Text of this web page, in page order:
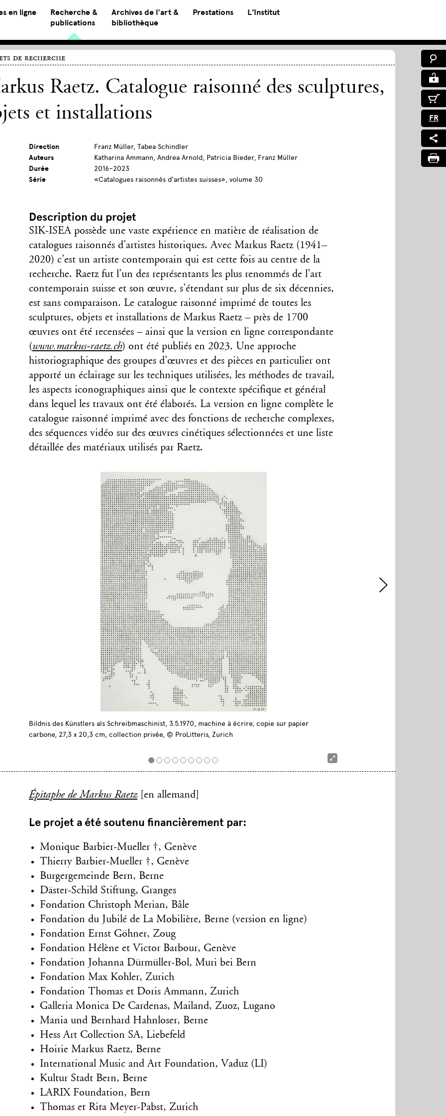
en ligne
Recherche &
publications
Archives de l'art &
bibliothèque
Prestations L’Institut
FR
de recherche
Raetz. Catalogue raisonné des sculptures,
et installations
Direction
Franz Müller, Tabea Schindler
Auteurs
Katharina Ammann, Andrea Arnold, Patricia Bieder, Franz Müller
Durée
2016–2023
Série
«Catalogues raisonnés d’artistes suisses», volume 30
Description du projet
SIK-ISEA possède une vaste expérience en matière de réalisation de
catalogues raisonnés d’artistes historiques. Avec Markus Raetz (1941–
2020) c’est un artiste contemporain qui est cette fois au centre de la
recherche. Raetz fut l’un des représentants les plus renommés de l’art
contemporain suisse et son œuvre, s’étendant sur plus de six décennies,
est sans comparaison. Le catalogue raisonné imprimé de toutes les
sculptures, objets et installations de Markus Raetz – près de 1700
œuvres ont été recensées – ainsi que la version en ligne correspondante
(www.markus-raetz.ch) ont été publiés en 2023. Une approche
historiographique des groupes d’œuvres et des pièces en particulier ont
apporté un éclairage sur les techniques utilisées, les méthodes de travail,
les aspects iconographiques ainsi que le contexte spécifique et général
dans lequel les travaux ont été élaborés. La version en ligne complète le
catalogue raisonné imprimé avec des fonctions de recherche complexes,
des séquences vidéo sur des œuvres cinétiques sélectionnées et une liste
détaillée des matériaux utilisés par Raetz.
Bildnis des Künstlers als Schreibmaschinist, 3.5.1970, machine à écrire, copie sur papier
carbone, 27,3 x 20,3 cm, collection privée, © ProLitteris, Zurich
Épitaphe de Markus Raetz[en allemand]
Le projet a été soutenu financièrement par:
Monique Barbier-Mueller †, Genève
Thierry Barbier-Mueller †, Genève
Burgergemeinde Bern, Berne
Däster-Schild Stiftung, Granges
Fondation Christoph Merian, Bâle
Fondation du Jubilé de La Mobilière, Berne (version en ligne)
Fondation Ernst Göhner, Zoug
Fondation Hélène et Victor Barbour, Genève
Fondation Johanna Dürmüller-Bol, Muri bei Bern
Fondation Max Kohler, Zurich
Fondation Thomas et Doris Ammann, Zurich
Galleria Monica De Cardenas, Mailand, Zuoz, Lugano
Mania und Bernhard Hahnloser, Berne
Hess Art Collection SA, Liebefeld
Hoirie Markus Raetz, Berne
International Music and Art Foundation, Vaduz (LI)
Kultur Stadt Bern, Berne
LARIX Foundation, Bern
Thomas et Rita Meyer-Pabst, Zurich